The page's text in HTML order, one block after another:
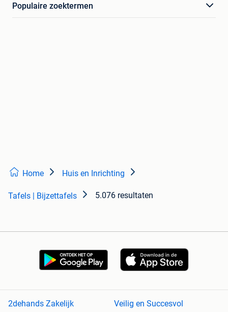
Populaire zoektermen
Home Huis en Inrichting
Tafels | Bijzettafels 5.076 resultaten
2dehands Zakelijk Veilig en Succesvol